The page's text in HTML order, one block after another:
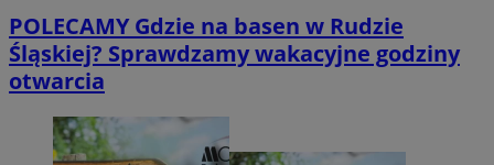
POLECAMYGdzie na basen w Rudzie
Śląskiej? Sprawdzamy wakacyjne godziny
otwarcia